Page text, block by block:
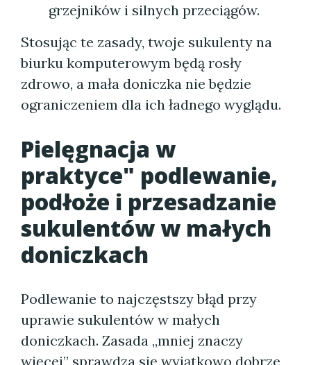
grzejników i silnych przeciągów.
Stosując te zasady, twoje sukulenty na
biurku komputerowym będą rosły
zdrowo, a mała doniczka nie będzie
ograniczeniem dla ich ładnego wyglądu.
Pielęgnacja w
praktyce" podlewanie,
podłoże i przesadzanie
sukulentów w małych
doniczkach
Podlewanie to najczęstszy błąd przy
uprawie sukulentów w małych
doniczkach. Zasada „mniej znaczy
więcej” sprawdza się wyjątkowo dobrze